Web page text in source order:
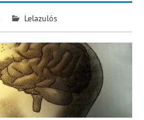
Lelazulós